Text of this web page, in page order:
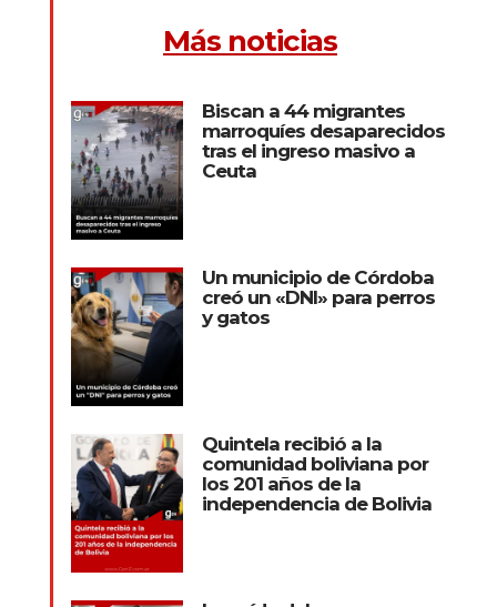
Más noticias
Biscan a 44 migrantes
marroquíes desaparecidos
tras el ingreso masivo a
Ceuta
Un municipio de Córdoba
creó un «DNI» para perros
y gatos
Quintela recibió a la
comunidad boliviana por
los 201 años de la
independencia de Bolivia